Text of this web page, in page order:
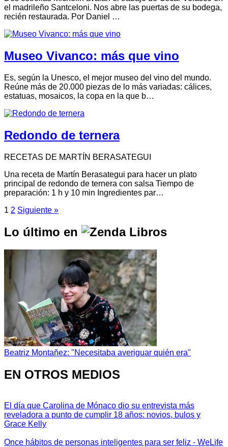
el madrileño Santceloni. Nos abre las puertas de su bodega,
recién restaurada. Por Daniel …
Museo Vivanco: más que vino
Es, según la Unesco, el mejor museo del vino del mundo.
Reúne más de 20.000 piezas de lo más variadas: cálices,
estatuas, mosaicos, la copa en la que b…
Redondo de ternera
RECETAS DE MARTÍN BERASATEGUI
Una receta de Martín Berasategui para hacer un plato
principal de redondo de ternera con salsa Tiempo de
preparación: 1 h y 10 min Ingredientes par…
1 2 Siguiente »
Lo último en
Beatriz Montañez: "Necesitaba averiguar quién era"
EN OTROS MEDIOS
El día que Carolina de Mónaco dio su entrevista más
reveladora a punto de cumplir 18 años: novios, bulos y
Grace Kelly
Once hábitos de personas inteligentes para ser feliz - WeLife